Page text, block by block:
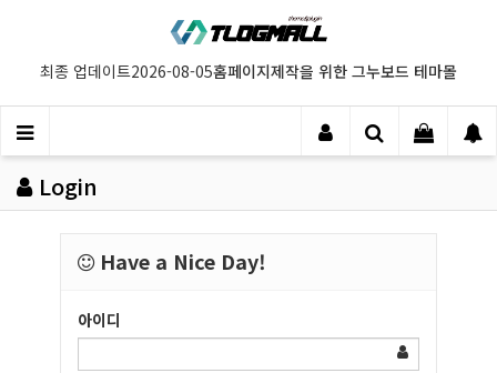
최종 업데이트2026-08-05홈페이지제작을 위한 그누보드 테마몰
Login
Have a Nice Day!
아이디